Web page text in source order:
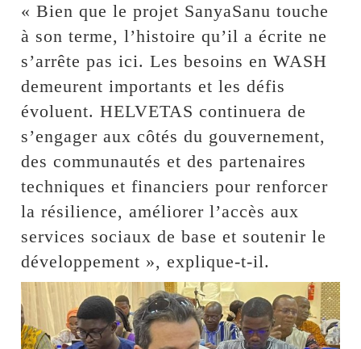
« Bien que le projet SanyaSanu touche
à son terme, l’histoire qu’il a écrite ne
s’arrête pas ici. Les besoins en WASH
demeurent importants et les défis
évoluent. HELVETAS continuera de
s’engager aux côtés du gouvernement,
des communautés et des partenaires
techniques et financiers pour renforcer
la résilience, améliorer l’accès aux
services sociaux de base et soutenir le
développement », explique-t-il.